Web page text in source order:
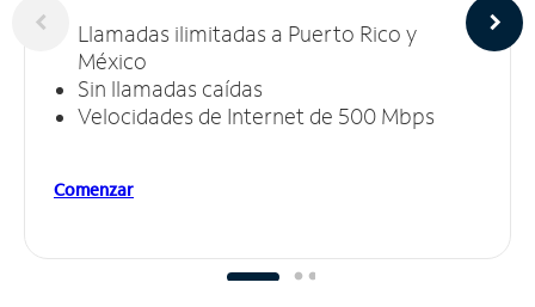
Llamadas ilimitadas a Puerto Rico y
México
Sin llamadas caídas
Velocidades de Internet de 500 Mbps
Comenzar